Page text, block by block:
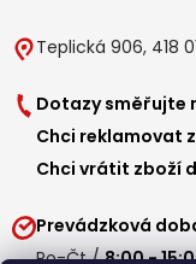
Teplická 906, 418
Dotazy směřujte
Chci reklamovat
Chci vrátit zboží
Prevádzková
Po-Čt /8:00 -